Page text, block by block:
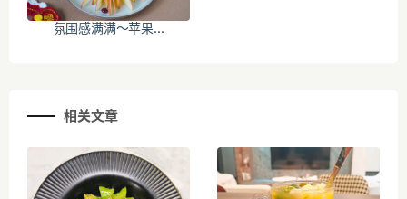
氛围感满满～苹果...
相关文章